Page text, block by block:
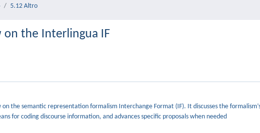
5.12 Altro
on the Interlingua IF
on the semantic representation formalism Interchange Format (IF). It discusses the
for coding discourse information, and advances specific proposals when needed